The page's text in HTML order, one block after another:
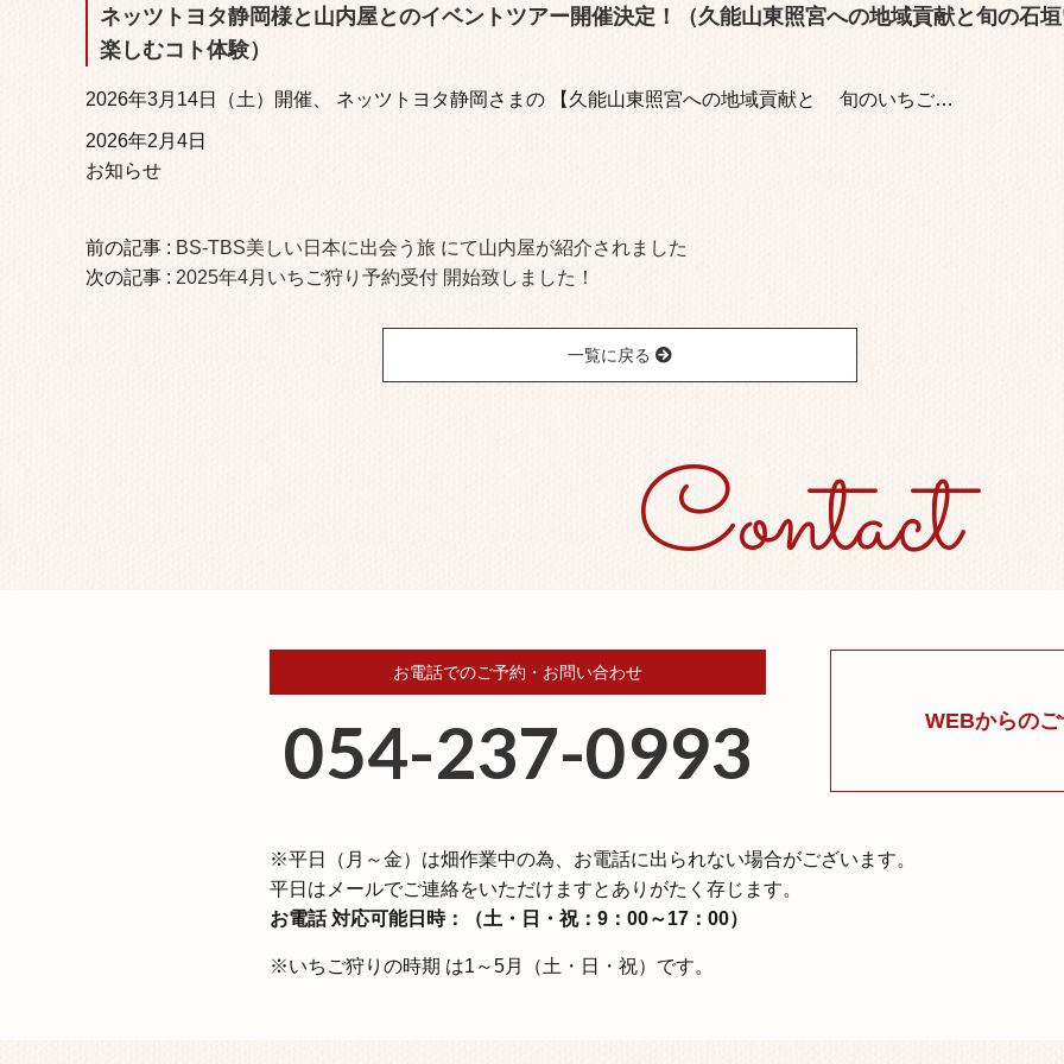
ネッツトヨタ静岡様と山内屋とのイベントツアー開催決定！（久能山東照宮への地域貢献と旬の石
楽しむコト体験）
2026年3月14日（土）開催、 ネッツトヨタ静岡さまの 【久能山東照宮への地域貢献と 旬のいちご…
2026年2月4日
お知らせ
前の記事 : BS-TBS美しい日本に出会う旅 にて山内屋が紹介されました
次の記事 : 2025年4月いちご狩り予約受付 開始致しました！
一覧に戻る
Contact
お電話でのご予約・お問い合わせ
054-237-0993 WEBからの
※平⽇（⽉～⾦）は畑作業中の為、 お電話に出られない場合がございます。
平日はメールでご連絡をいただけますとありがたく存じます。
お電話 対応可能日時：
（⼟・⽇・祝：9：00～17：00）
※いちご狩りの時期 は1～5⽉（⼟・⽇・祝）です。